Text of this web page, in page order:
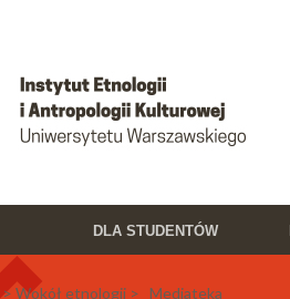
DLA STUDENTÓW
> Wokół etnologii > Mediateka